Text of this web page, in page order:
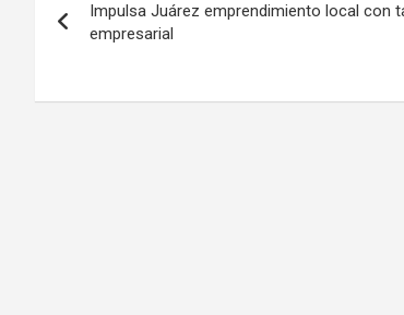
de
Impulsa Juárez emprendimiento local con
empresarial